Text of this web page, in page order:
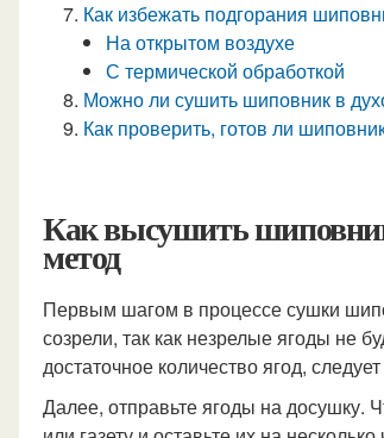
Как избежать подгорания
На открытом воздухе
С термической обработкой
Можно ли сушить шиповник в
Как проверить, готов ли
Как высушить шиповник
метод
Первым шагом в процессе сушки
созрели, так как незрелые ягоды не
достаточное количество ягод,
Далее, отправьте ягоды на досушку.